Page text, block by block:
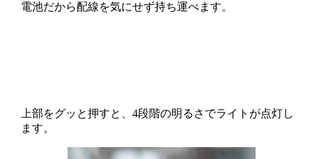
電池だから配線を気にせず持ち運べます。
上部をグッと押すと、4段階の明るさでライトが点灯し
ます。